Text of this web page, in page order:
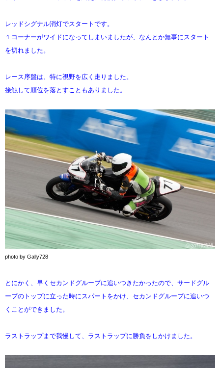
レッドシグナル消灯でスタートです。
１コーナーがワイドになってしまいましたが、なんとか無事にスタート
を切れました。
レース序盤は、特に視野を広く走りました。
接触して順位を落とすこともありました。
photo by Gally728
とにかく、早くセカンドグループに追いつきたかったので、サードグル
ープのトップに立った時にスパートをかけ、セカンドグループに追いつ
くことができました。
ラストラップまで我慢して、ラストラップに勝負をしかけました。